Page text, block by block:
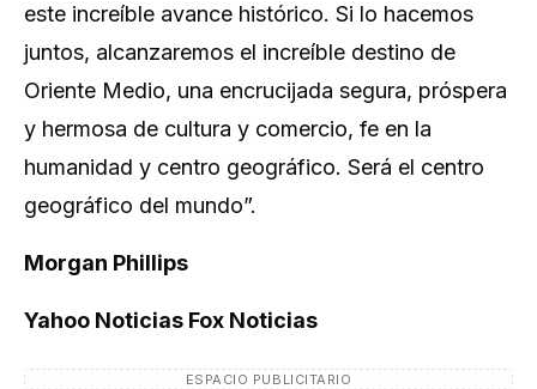
este increíble avance histórico. Si lo hacemos
juntos, alcanzaremos el increíble destino de
Oriente Medio, una encrucijada segura, próspera
y hermosa de cultura y comercio, fe en la
humanidad y centro geográfico. Será el centro
geográfico del mundo”.
Morgan Phillips
Yahoo Noticias Fox Noticias
ESPACIO PUBLICITARIO